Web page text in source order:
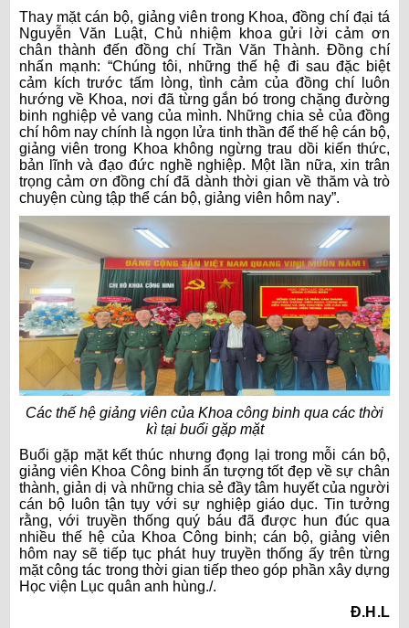
Thay mặt cán bộ, giảng viên trong Khoa, đồng chí đại tá
Nguyễn Văn Luật, Chủ nhiệm khoa gửi lời cảm ơn
chân thành đến đồng chí Trần Văn Thành. Đồng chí
nhấn mạnh: “Chúng tôi, những thế hệ đi sau đặc biệt
cảm kích trước tấm lòng, tình cảm của đồng chí luôn
hướng về Khoa, nơi đã từng gắn bó trong chặng đường
binh nghiệp vẻ vang của mình. Những chia sẻ của đồng
chí hôm nay chính là ngọn lửa tinh thần để thế hệ cán bộ,
giảng viên trong Khoa không ngừng trau dồi kiến thức,
bản lĩnh và đạo đức nghề nghiệp. Một lần nữa, xin trân
trọng cảm ơn đồng chí đã dành thời gian về thăm và trò
chuyện cùng tập thể cán bộ, giảng viên hôm nay”.
Các thế hệ giảng viên của Khoa công binh qua các thời
kì tại buổi gặp mặt
Buổi gặp mặt kết thúc nhưng đọng lại trong mỗi cán bộ,
giảng viên Khoa Công binh ấn tượng tốt đẹp về sự chân
thành, giản dị và những chia sẻ đầy tâm huyết của người
cán bộ luôn tận tụy với sự nghiệp giáo dục. Tin tưởng
rằng, với truyền thống quý báu đã được hun đúc qua
nhiều thế hệ của Khoa Công binh; cán bộ, giảng viên
hôm nay sẽ tiếp tục phát huy truyền thống ấy trên từng
mặt công tác trong thời gian tiếp theo góp phần xây dựng
Học viện Lục quân anh hùng./.
Đ.H.L